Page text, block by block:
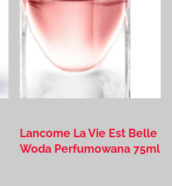
Lancome La Vie Est Belle
Woda Perfumowana 75ml